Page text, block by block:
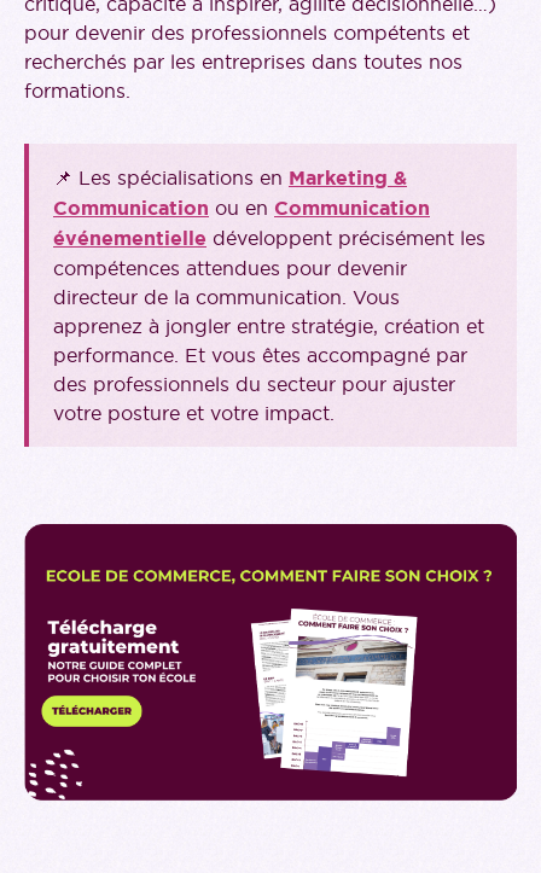
pour devenir des professionnels compétents et
recherchés par les entreprises dans toutes nos
formations.
📌 Les spécialisations en Marketing &
Communication ou en Communication
événementielle développent précisément les
compétences attendues pour devenir
directeur de la communication. Vous
apprenez à jongler entre stratégie, création et
performance. Et vous êtes accompagné par
des professionnels du secteur pour ajuster
votre posture et votre impact.